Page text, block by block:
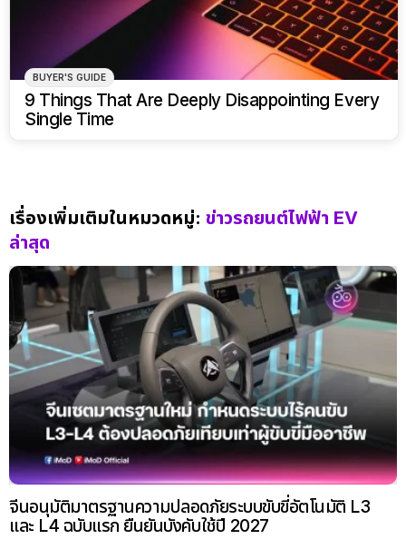
BUYER'S GUIDE
9 Things That Are Deeply Disappointing Every
Single Time
เรื่องเพิ่มเติมในหมวดหมู่: ข่าวรถยนต์ไฟฟ้า EV
ล่าสุด
จีนอนุมัติมาตรฐานความปลอดภัยระบบขับขี่อัตโนมัติ L3
และ L4 ฉบับแรก ยืนยันบังคับใช้ปี 2027